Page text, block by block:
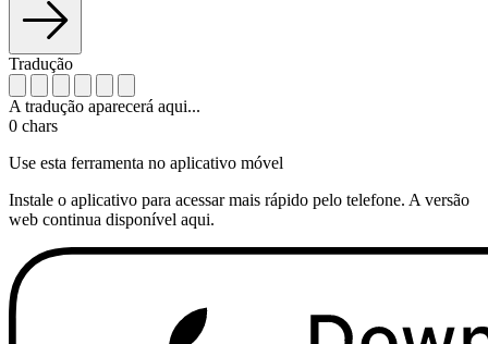
Tradução
A tradução aparecerá aqui...
0 chars
Use esta ferramenta no aplicativo móvel
Instale o aplicativo para acessar mais rápido pelo telefone. A versão
web continua disponível aqui.